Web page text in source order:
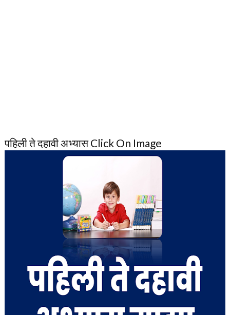
पहिली ते दहावी अभ्यास Click On Image